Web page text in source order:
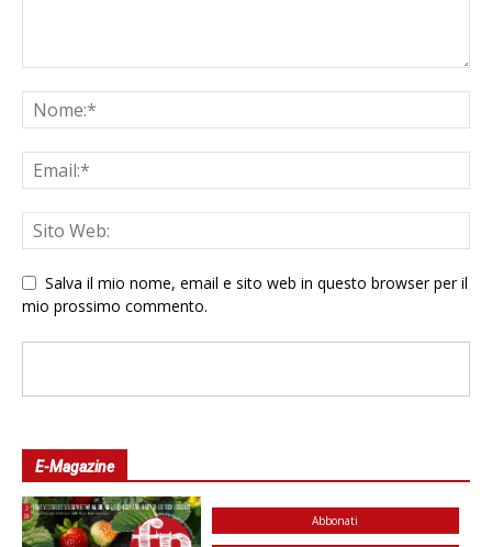
Salva il mio nome, email e sito web in questo browser per il
mio prossimo commento.
E-Magazine
Abbonati